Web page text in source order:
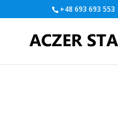
Warning: A non-numeric
/home/klient.dhosting.pl/
stal.pl/public_html/wp-
+48 693 693 553